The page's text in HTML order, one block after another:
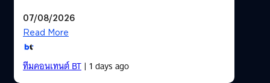
07/08/2026
Read More
ทีมคอนเทนต์ BT| 1 days ago